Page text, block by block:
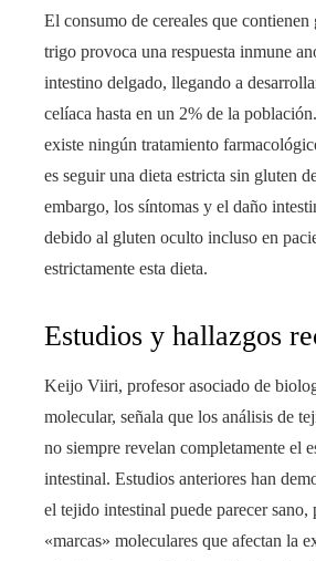
El consumo de cereales que contienen
trigo provoca una respuesta inmune
intestino delgado, llegando a
celíaca hasta en un 2% de la
existe ningún tratamiento
es seguir una dieta estricta sin gluten
embargo, los síntomas y el daño
debido al gluten oculto incluso en
estrictamente esta dieta.
Estudios y hallazgos
Keijo Viiri, profesor asociado de
molecular, señala que los análisis de
no siempre revelan completamente el
intestinal. Estudios anteriores han
el tejido intestinal puede parecer sano,
«marcas» moleculares que afectan la